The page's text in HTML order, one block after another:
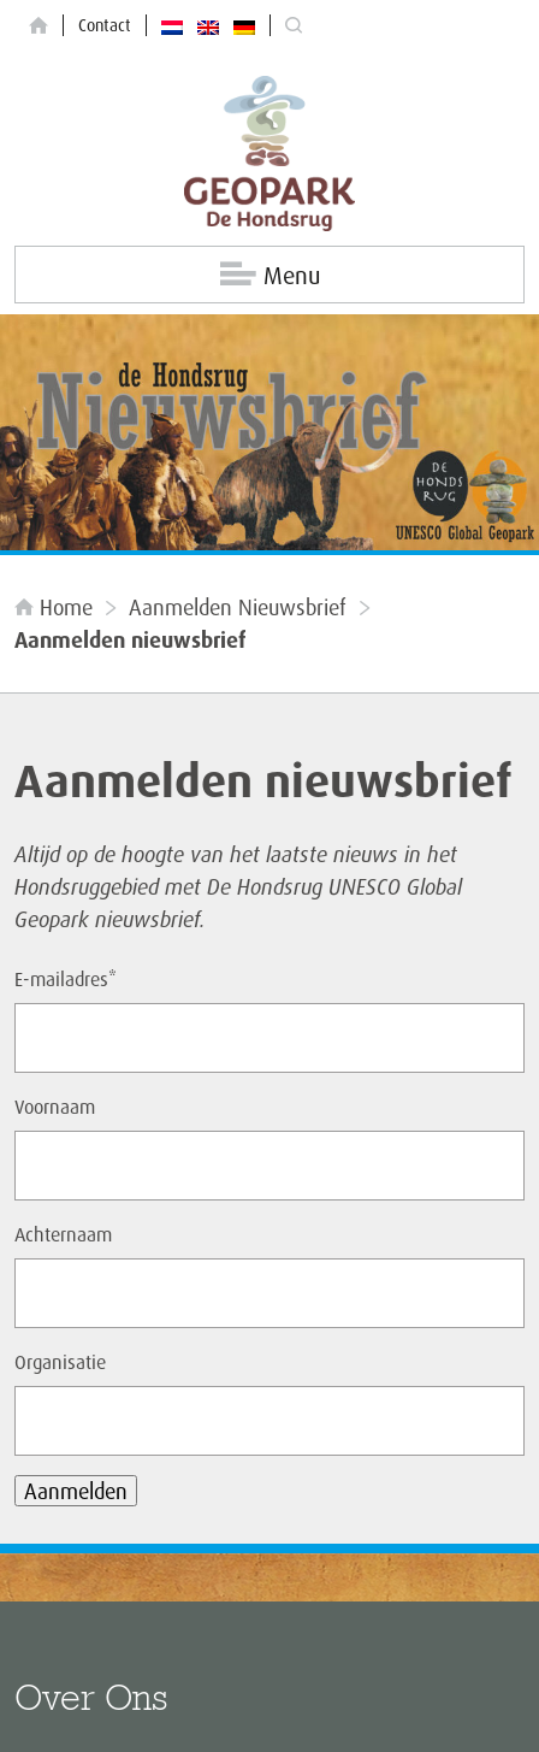
Contact
Menu
Home
Aanmelden Nieuwsbrief
Aanmelden nieuwsbrief
Aanmelden nieuwsbrief
Altijd op de hoogte van het laatste nieuws in het
Hondsruggebied met De Hondsrug UNESCO Global
Geopark nieuwsbrief.
E-mailadres*
Voornaam
Achternaam
Organisatie
Aanmelden
Over Ons